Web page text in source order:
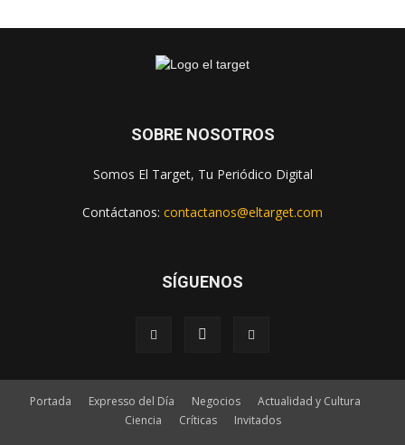
SOBRE NOSOTROS
Somos El Target, Tu Periódico Digital
Contáctanos: contactanos@eltarget.com
SÍGUENOS
Portada Expresso del Día Negocios
Actualidad y Cultura
Ciencia
Críticas Invitados